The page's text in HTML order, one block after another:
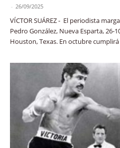
- 26/09/2025
VÍCTOR SUÁREZ - El periodista
Pedro González, Nueva Esparta, 26-
Houston, Texas. En octubre cumplirá